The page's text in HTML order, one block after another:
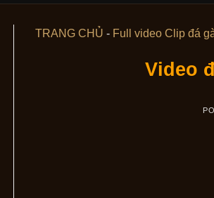
TRANG CHỦ - Full video Clip đá
Video